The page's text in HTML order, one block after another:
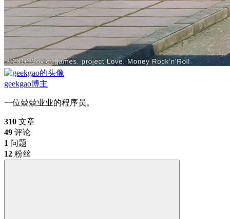
geekgao博主
一位兢兢业业的程序员。
310 文章
49 评论
1 问题
12 粉丝